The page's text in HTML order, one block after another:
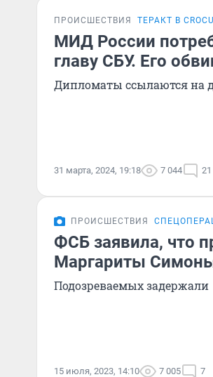
ПРОИСШЕСТВИЯ ТЕРАКТ В
МИД России
главу СБУ. Его
Дипломаты ссылаются на
31 марта, 2024, 19:18 7 044 21
ПРОИСШЕСТВИЯ
ФСБ заявила, что
Маргариты
Подозреваемых задержали
15 июля, 2023, 14:10 7 005 7